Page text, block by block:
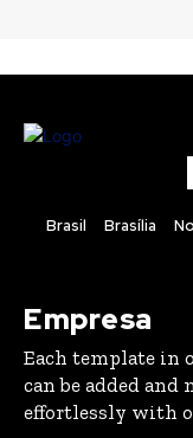
Brasil Brasília
Empresa
Each template in
can be added
effortlessly with